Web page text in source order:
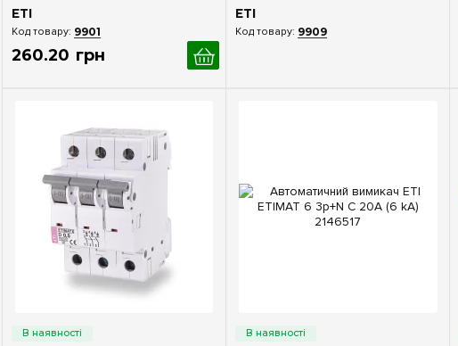
ETI
9901
260.20 грн
ETI
9909